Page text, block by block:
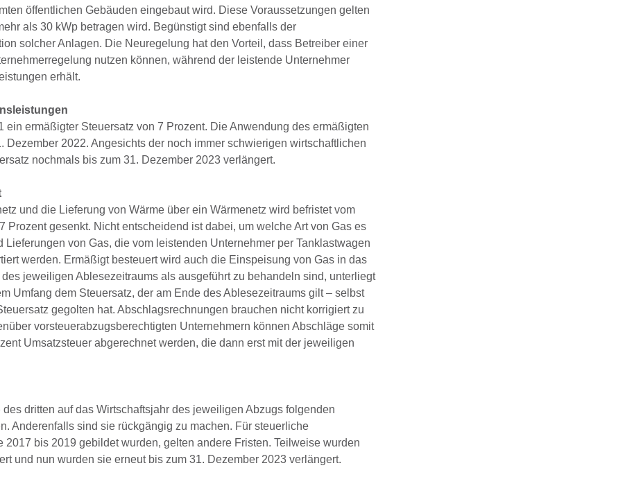
öffentlichen Gebäuden eingebaut wird. Diese Voraussetzungen gelten
als 30 kWp betragen wird. Begünstigt sind ebenfalls der
solcher Anlagen. Die Neuregelung hat den Vorteil, dass Betreiber einer
nutzen können, während der leistende Unternehmer
erhält.
ermäßigter Steuersatz von 7 Prozent. Die Anwendung des ermäßigten
2022. Angesichts der noch immer schwierigen wirtschaftlichen
nochmals bis zum 31. Dezember 2023 verlängert.
und die Lieferung von Wärme über ein Wärmenetz wird befristet vom
Prozent gesenkt. Nicht entscheidend ist dabei, um welche Art von Gas es
von Gas, die vom leistenden Unternehmer per Tanklastwagen
werden. Ermäßigt besteuert wird auch die Einspeisung von Gas in das
jeweiligen Ablesezeitraums als ausgeführt zu behandeln sind, unterliegt
Umfang dem Steuersatz, der am Ende des Ablesezeitraums gilt – selbst
gegolten hat. Abschlagsrechnungen brauchen nicht korrigiert zu
vorsteuerabzugsberechtigten Unternehmern können Abschläge somit
Umsatzsteuer abgerechnet werden, die dann erst mit der jeweiligen
dritten auf das Wirtschaftsjahr des jeweiligen Abzugs folgenden
Anderenfalls sind sie rückgängig zu machen. Für steuerliche
bis 2019 gebildet wurden, gelten andere Fristen. Teilweise wurden
und nun wurden sie erneut bis zum 31. Dezember 2023 verlängert.